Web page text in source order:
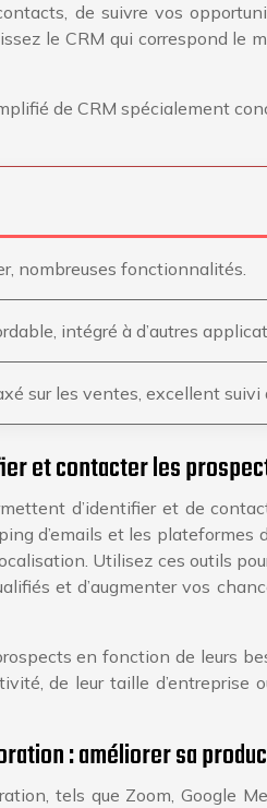
de suivre vos
le CRM qui correspond
de CRM spécialement
nombreuses fonctionnalités.
intégré à d’autres
sur les ventes, excellent suivi
et contacter les
d’identifier et de
d’emails et les
Utilisez ces outils
et d’augmenter vos
en fonction de leurs
de leur taille
: améliorer sa
tels que Zoom, Google